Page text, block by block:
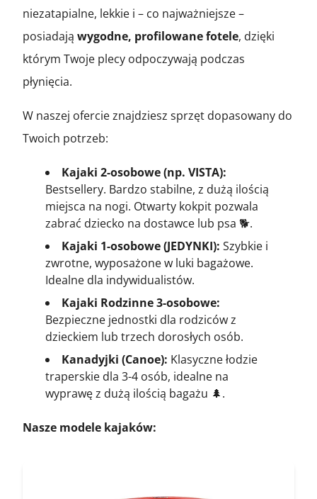
niezatapialne, lekkie i – co najważniejsze –
posiadają wygodne, profilowane fotele, dzięki
którym Twoje plecy odpoczywają podczas
płynięcia.
W naszej ofercie znajdziesz sprzęt dopasowany do
Twoich potrzeb:
Kajaki 2-osobowe (np. VISTA):
Bestsellery. Bardzo stabilne, z dużą ilością
miejsca na nogi. Otwarty kokpit pozwala
zabrać dziecko na dostawce lub psa 🐕.
Kajaki 1-osobowe (JEDYNKI): Szybkie i
zwrotne, wyposażone w luki bagażowe.
Idealne dla indywidualistów.
Kajaki Rodzinne 3-osobowe:
Bezpieczne jednostki dla rodziców z
dzieckiem lub trzech dorosłych osób.
Kanadyjki (Canoe): Klasyczne łodzie
traperskie dla 3-4 osób, idealne na
wyprawę z dużą ilością bagażu 🌲.
Nasze modele kajaków: